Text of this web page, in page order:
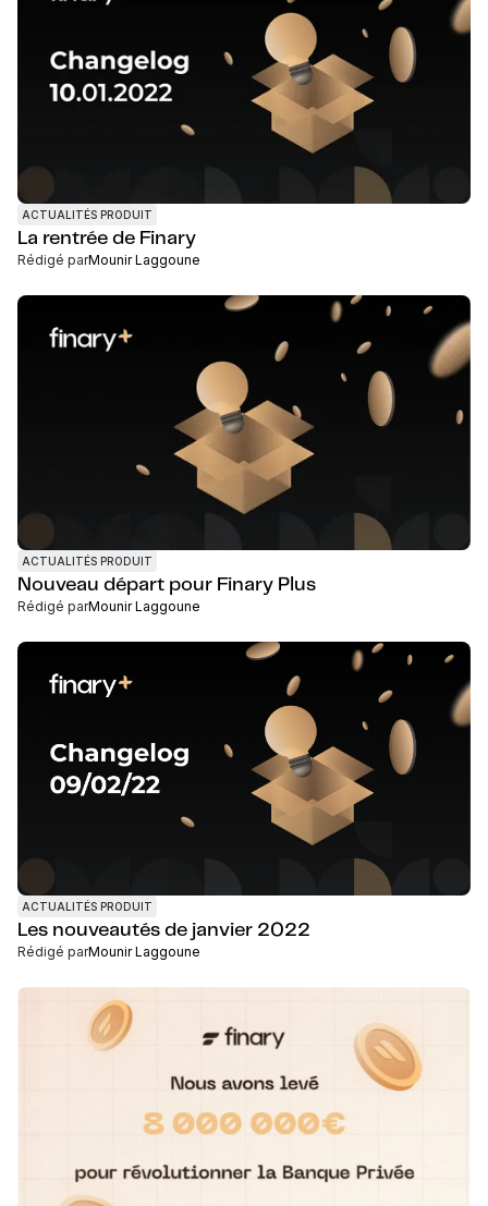
ACTUALITÉS PRODUIT
La rentrée de Finary
Rédigé parMounir Laggoune
ACTUALITÉS PRODUIT
Nouveau départ pour Finary Plus
Rédigé parMounir Laggoune
ACTUALITÉS PRODUIT
Les nouveautés de janvier 2022
Rédigé parMounir Laggoune